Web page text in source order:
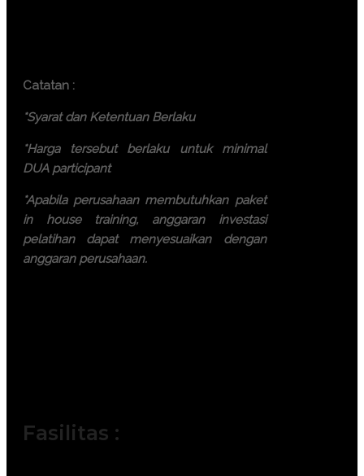
Catatan :
*Syarat dan Ketentuan Berlaku
*Harga tersebut berlaku untuk minimal
DUA participant
*Apabila perusahaan membutuhkan paket
in house training, anggaran investasi
pelatihan dapat menyesuaikan dengan
anggaran perusahaan.
Fasilitas :